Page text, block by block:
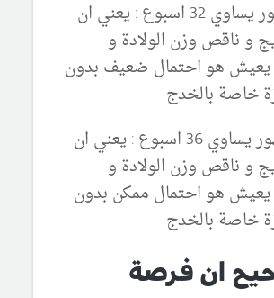
حمل 7 شهور يساوي 32 اسبوع : يعني ان
و ناقص وزن الولادة و
يعيش هو احتمال ضعيف بدون
خاصة بالخدج
حمل 8 شهور يساوي 36 اسبوع : يعني ان
و ناقص وزن الولادة و
يعيش هو احتمال ممكن بدون
خاصة بالخدج
ان فرصة